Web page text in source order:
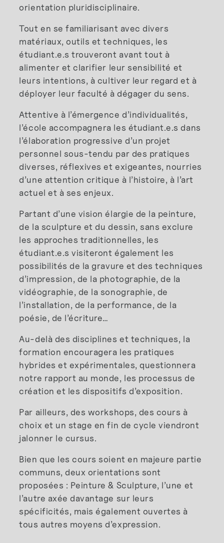
orientation pluridisciplinaire.
Tout en se familiarisant avec divers
matériaux, outils et techniques, les
étudiant.e.s trouveront avant tout à
alimenter et clarifier leur sensibilité et
leurs intentions, à cultiver leur regard et à
déployer leur faculté à dégager du sens.
Attentive à l’émergence d’individualités,
l’école accompagnera les étudiant.e.s dans
l’élaboration progressive d’un projet
personnel sous-tendu par des pratiques
diverses, réflexives et exigeantes, nourries
d’une attention critique à l’histoire, à l’art
actuel et à ses enjeux.
Partant d’une vision élargie de la peinture,
de la sculpture et du dessin, sans exclure
les approches traditionnelles, les
étudiant.e.s visiteront également les
possibilités de la gravure et des techniques
d’impression, de la photographie, de la
vidéographie, de la sonographie, de
l’installation, de la performance, de la
poésie, de l’écriture…
Au-delà des disciplines et techniques, la
formation encouragera les pratiques
hybrides et expérimentales, questionnera
notre rapport au monde, les processus de
création et les dispositifs d’exposition.
Par ailleurs, des workshops, des cours à
choix et un stage en fin de cycle viendront
jalonner le cursus.
Bien que les cours soient en majeure partie
communs, deux orientations sont
proposées : Peinture & Sculpture, l’une et
l’autre axée davantage sur leurs
spécificités, mais également ouvertes à
tous autres moyens d’expression.